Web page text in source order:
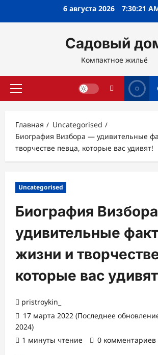
6 августа 2026 7:30:22
Садовый
Компактное жильё
Основное
Главная
Uncategorised
Биография Визбора — удивительные
творчестве певца, которые вас удивят!
Uncategorised
Биография
удивительные
жизни и
которые вас
pristroykin_
17 марта 2022 (Последнее
2024)
1 минуты чтение
0 комментариев